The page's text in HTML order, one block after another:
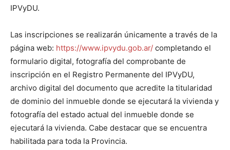
IPVyDU.
Las inscripciones se realizarán únicamente a través de la
página web: https://www.ipvydu.gob.ar/ completando el
formulario digital, fotografía del comprobante de
inscripción en el Registro Permanente del IPVyDU,
archivo digital del documento que acredite la titularidad
de dominio del inmueble donde se ejecutará la vivienda y
fotografía del estado actual del inmueble donde se
ejecutará la vivienda. Cabe destacar que se encuentra
habilitada para toda la Provincia.